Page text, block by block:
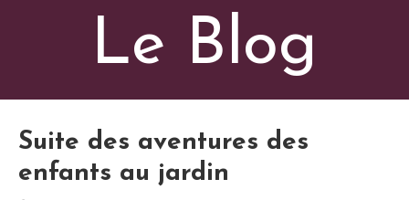
Le Blog
Suite des aventures des
enfants au jardin